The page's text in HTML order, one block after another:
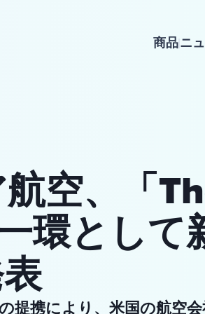
商品ニ
空、「
環として
提携により、米国の航空